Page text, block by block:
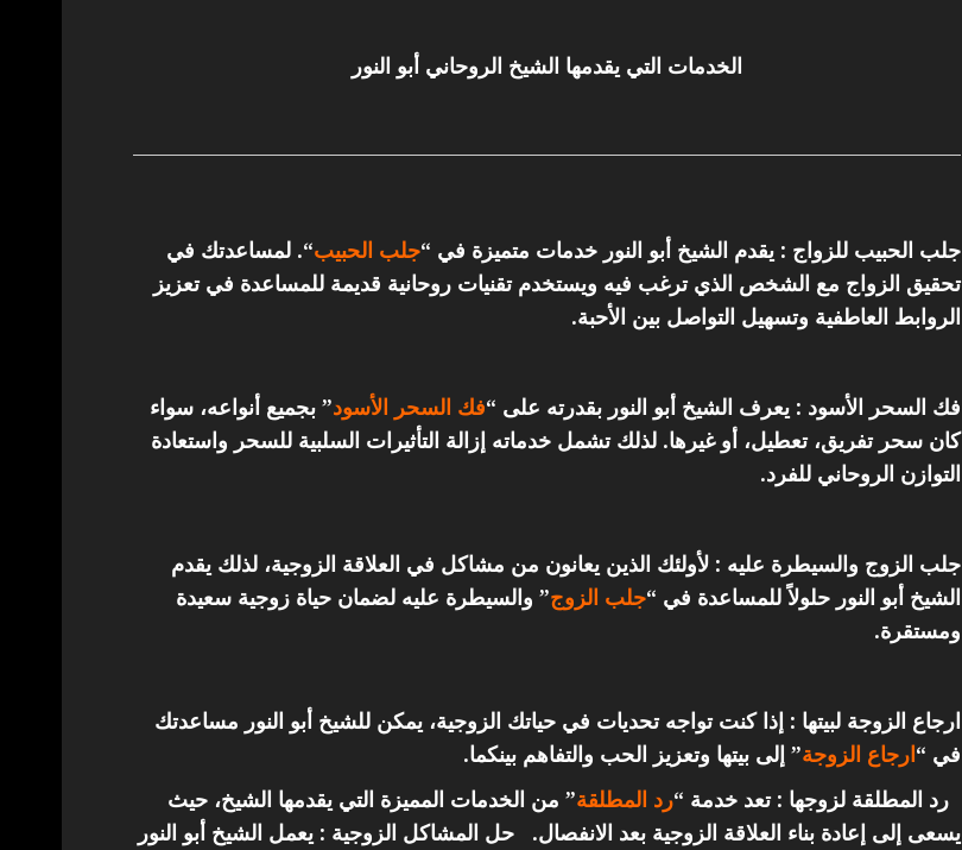
الخدمات التي يقدمها الشيخ الروحاني أبو النور
جلب الحبيب للزواج : يقدم الشيخ أبو النور خدمات متميزة في “جلب الحبيب“. لمساعدتك في
تحقيق الزواج مع الشخص الذي ترغب فيه ويستخدم تقنيات روحانية قديمة للمساعدة في تعزيز
الروابط العاطفية وتسهيل التواصل بين الأحبة.
فك السحر الأسود : يعرف الشيخ أبو النور بقدرته على “فك السحر الأسود” بجميع أنواعه، سواء
كان سحر تفريق، تعطيل، أو غيرها. لذلك تشمل خدماته إزالة التأثيرات السلبية للسحر واستعادة
التوازن الروحاني للفرد.
جلب الزوج والسيطرة عليه : لأولئك الذين يعانون من مشاكل في العلاقة الزوجية، لذلك يقدم
الشيخ أبو النور حلولاً للمساعدة في “جلب الزوج” والسيطرة عليه لضمان حياة زوجية سعيدة
ومستقرة.
ارجاع الزوجة لبيتها : إذا كنت تواجه تحديات في حياتك الزوجية، يمكن للشيخ أبو النور مساعدتك
في “ارجاع الزوجة” إلى بيتها وتعزيز الحب والتفاهم بينكما.
رد المطلقة لزوجها : تعد خدمة “رد المطلقة” من الخدمات المميزة التي يقدمها الشيخ، حيث
يسعى إلى إعادة بناء العلاقة الزوجية بعد الانفصال.
حل المشاكل الزوجية : يعمل الشيخ أبو النور